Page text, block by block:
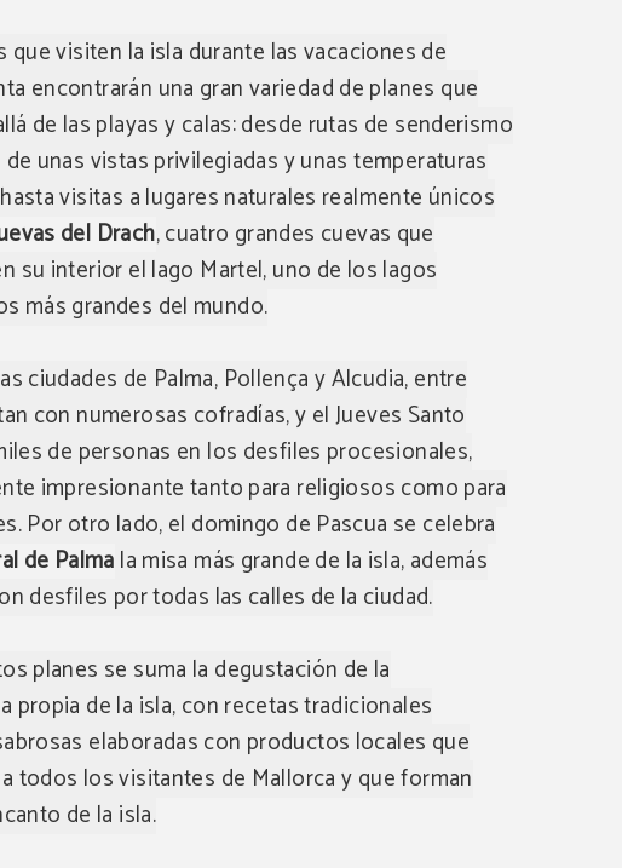
que visiten la isla durante las vacaciones de
encontrarán una gran variedad de planes que
de las playas y calas: desde rutas de senderismo
unas vistas privilegiadas y unas temperaturas
visitas a lugares naturales realmente únicos
del Drach, cuatro grandes cuevas que
su interior el lago Martel, uno de los lagos
más grandes del mundo.
ciudades de Palma, Pollença y Alcudia, entre
con numerosas cofradías, y el Jueves Santo
de personas en los desfiles procesionales,
impresionante tanto para religiosos como para
Por otro lado, el domingo de Pascua se celebra
de Palmala misa más grande de la isla, además
desfiles por todas las calles de la ciudad.
planes se suma la degustación de la
propia de la isla, con recetas tradicionales
elaboradas con productos locales que
todos los visitantes de Mallorca y que forman
de la isla.